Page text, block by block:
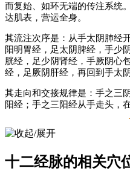
而复始、如环无端的传注系统
达肌表，营运全身。
其流注次序是：从手太阴肺经
阳明胃经，足太阴脾经，手少
胱经，足少阴肾经，手厥阴心
经，足厥阴肝经，再回到手太阴
其走向和交接规律是：手之三
阳经；手之三阳经从手走头，
从头走足，在足趾末端交足三
腹腔交手三阴经。
心包）的阴经分布于四肢的内
的为手三阴经，分布于下肢内
十二经脉的相关穴